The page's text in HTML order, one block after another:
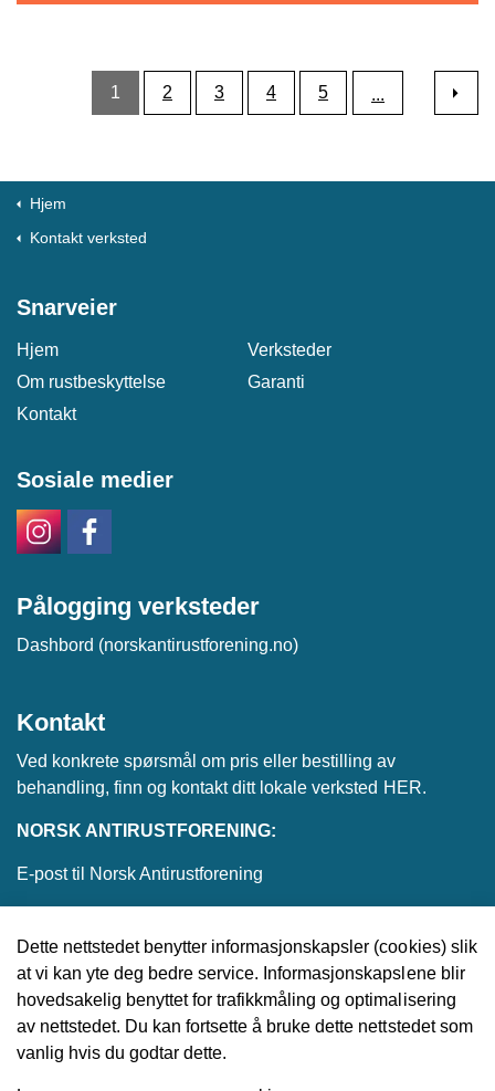
1 2 3 4 5 ...
Hjem
Kontakt verksted
Snarveier
Hjem
Verksteder
Om rustbeskyttelse
Garanti
Kontakt
Sosiale medier
Pålogging verksteder
Dashbord (norskantirustforening.no)
Kontakt
Ved konkrete spørsmål om pris eller bestilling av
behandling, finn og kontakt ditt lokale verksted HER.
NORSK ANTIRUSTFORENING:
E-post til Norsk Antirustforening
© 2026 Norsk Antirustforening
Utviklet avUpday
Dette nettstedet benytter informasjonskapsler (cookies) slik
at vi kan yte deg bedre service. Informasjonskapslene blir
hovedsakelig benyttet for trafikkmåling og optimalisering
av nettstedet. Du kan fortsette å bruke dette nettstedet som
vanlig hvis du godtar dette.